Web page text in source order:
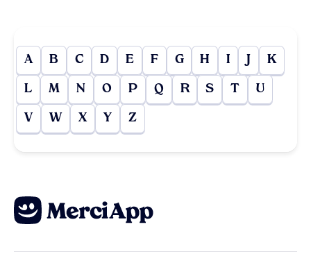
A B C D E F G H I J K
L M N O P Q R S T U
V W X Y Z